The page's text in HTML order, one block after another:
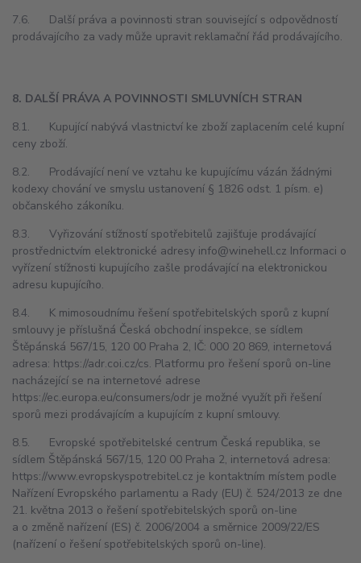
7.6. Další práva a povinnosti stran související s odpovědností
prodávajícího za vady může upravit reklamační řád prodávajícího.
8. DALŠÍ PRÁVA A POVINNOSTI SMLUVNÍCH STRAN
8.1. Kupující nabývá vlastnictví ke zboží zaplacením celé kupní
ceny zboží.
8.2. Prodávající není ve vztahu ke kupujícímu vázán žádnými
kodexy chování ve smyslu ustanovení § 1826 odst. 1 písm. e)
občanského zákoníku.
8.3. Vyřizování stížností spotřebitelů zajišťuje prodávající
prostřednictvím elektronické adresy info@winehell.cz Informaci o
vyřízení stížnosti kupujícího zašle prodávající na elektronickou
adresu kupujícího.
8.4. K mimosoudnímu řešení spotřebitelských sporů z kupní
smlouvy je příslušná Česká obchodní inspekce, se sídlem
Štěpánská 567/15, 120 00 Praha 2, IČ: 000 20 869, internetová
adresa: https://adr.coi.cz/cs. Platformu pro řešení sporů on-line
nacházející se na internetové adrese
https://ec.europa.eu/consumers/odr je možné využít při řešení
sporů mezi prodávajícím a kupujícím z kupní smlouvy.
8.5. Evropské spotřebitelské centrum Česká republika, se
sídlem Štěpánská 567/15, 120 00 Praha 2, internetová adresa:
https://www.evropskyspotrebitel.cz je kontaktním místem podle
Nařízení Evropského parlamentu a Rady (EU) č. 524/2013 ze dne
21. května 2013 o řešení spotřebitelských sporů on-line
a o změně nařízení (ES) č. 2006/2004 a směrnice 2009/22/ES
(nařízení o řešení spotřebitelských sporů on-line).